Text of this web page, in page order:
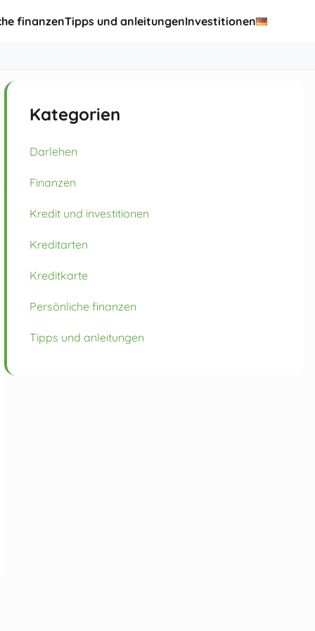
finanzenTipps und anleitungenInvestitionen
Kategorien
Darlehen
Finanzen
Kredit und investitionen
Kreditarten
Kreditkarte
Persönliche finanzen
Tipps und anleitungen